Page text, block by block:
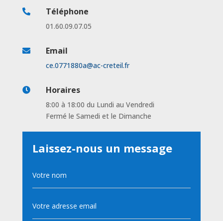
 Téléphone
01.60.09.07.05
 Email
ce.0771880a@ac-creteil.fr
 Horaires
8:00 à 18:00 du Lundi au Vendredi
Fermé le Samedi et le Dimanche
Laissez-nous un message